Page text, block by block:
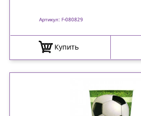
Артикул: F-080829
Купить